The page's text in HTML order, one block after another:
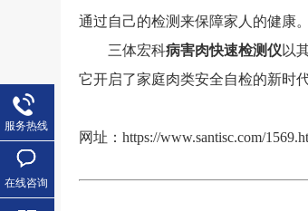
通过自己的检测来保障家人的健康。
三体宏科病害肉快速检测仪 以
它开启了家庭肉类安全自检的新时
网址：https://www.santisc.com/
服务热线
在线咨询